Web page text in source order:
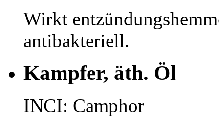
Wirkt
antibakteriell.
Kampfer, äth. Öl
INCI: Camphor